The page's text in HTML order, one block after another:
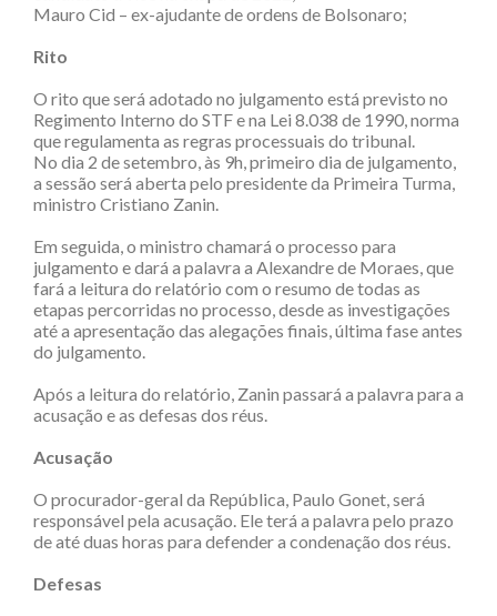
Mauro Cid – ex-ajudante de ordens de Bolsonaro;
Rito
O rito que será adotado no julgamento está previsto no
Regimento Interno do STF e na Lei 8.038 de 1990, norma
que regulamenta as regras processuais do tribunal.
No dia 2 de setembro, às 9h, primeiro dia de julgamento,
a sessão será aberta pelo presidente da Primeira Turma,
ministro Cristiano Zanin.
Em seguida, o ministro chamará o processo para
julgamento e dará a palavra a Alexandre de Moraes, que
fará a leitura do relatório com o resumo de todas as
etapas percorridas no processo, desde as investigações
até a apresentação das alegações finais, última fase antes
do julgamento.
Após a leitura do relatório, Zanin passará a palavra para a
acusação e as defesas dos réus.
Acusação
O procurador-geral da República, Paulo Gonet, será
responsável pela acusação. Ele terá a palavra pelo prazo
de até duas horas para defender a condenação dos réus.
Defesas